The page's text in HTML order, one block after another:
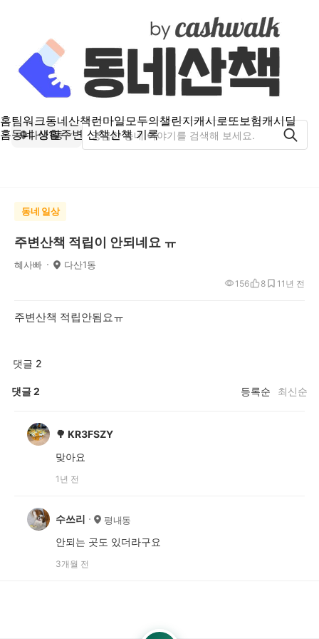
홈팀워크동네산책런마일모두의챌린지캐시로또보험캐시딜
홈동네 생활주변 산책산책 기록
다산1동
동네 일상
주변산책 적립이 안되네요 ㅠ
혜사빠 다산1동
1년 전
156 8 1
주변산책 적립안됨요ㅠ
댓글 2
댓글2 등록순 최신순
🌳 KR3FSZY
맞아요
1년 전
수쓰리 평내동
안되는 곳도 있더라구요
3개월 전